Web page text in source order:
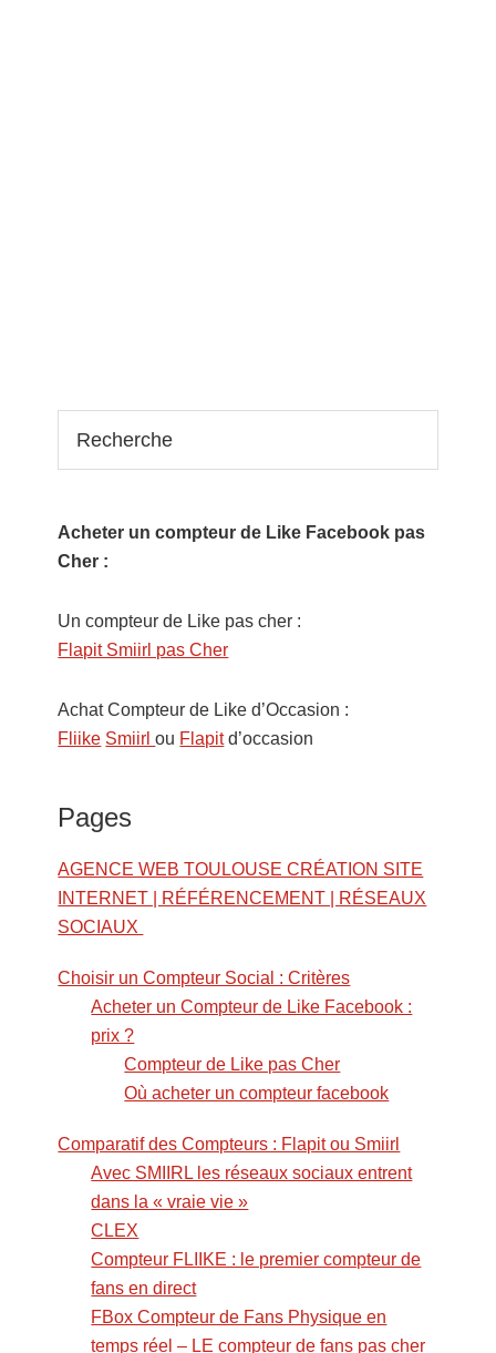
Acheter un compteur de Like Facebook pas
Cher :
Un compteur de Like pas cher :
Flapit Smiirl pas Cher
Achat Compteur de Like d’Occasion :
Fliike Smiirlou Flapitd’occasion
Pages
AGENCE WEB TOULOUSE CRÉATION SITE
INTERNET | RÉFÉRENCEMENT | RÉSEAUX
SOCIAUX
Choisir un Compteur Social : Critères
Acheter un Compteur de Like Facebook :
prix ?
Compteur de Like pas Cher
Où acheter un compteur facebook
Comparatif des Compteurs : Flapit ou Smiirl
Avec SMIIRL les réseaux sociaux entrent
dans la « vraie vie »
CLEX
Compteur FLIIKE : le premier compteur de
fans en direct
FBox Compteur de Fans Physique en
temps réel – LE compteur de fans pas cher